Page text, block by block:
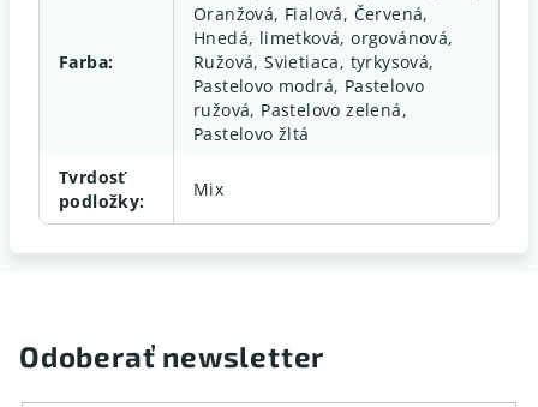
Farba:
Oranžová, Fialová, Červená,
Hnedá, limetková, orgovánová,
Ružová, Svietiaca, tyrkysová,
Pastelovo modrá, Pastelovo
ružová, Pastelovo zelená,
Pastelovo žltá
Tvrdosť
podložky:
Mix
Odoberať newsletter